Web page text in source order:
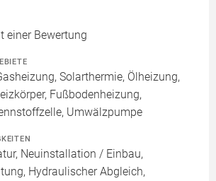
einer Bewertung
Solarthermie, Ölheizung,
Fußbodenheizung,
Umwälzpumpe
Neuinstallation / Einbau,
Hydraulischer Abgleich,